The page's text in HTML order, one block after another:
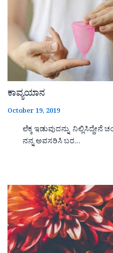
ಕಾವ್ಯಯಾನ
October 19, 2019
ಲೆಕ್ಕ ಇಡುವುದನ್ನು
ನನ್ನ ಅವಸರಿಸಿ ಬರ…